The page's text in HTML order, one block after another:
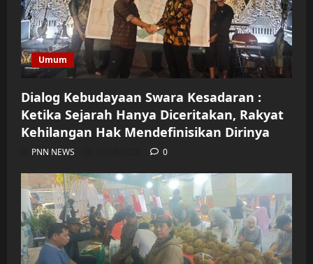
Umum
Dialog Kebudayaan Swara Kesadaran :
Ketika Sejarah Hanya Diceritakan, Rakyat
Kehilangan Hak Mendefinisikan Dirinya
PNN NEWS 0